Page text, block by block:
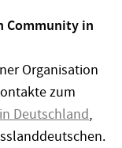
Community in
Organisation
zum
Deutschland,